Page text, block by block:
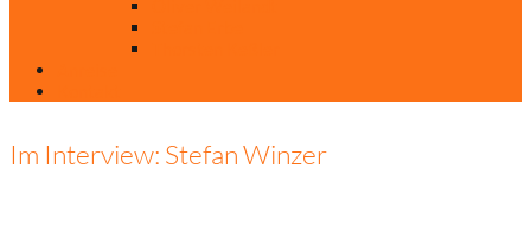
Im Interview: Stefan Winzer